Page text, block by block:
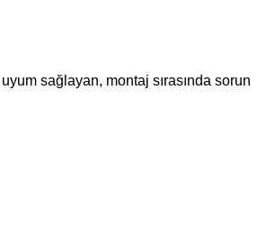
uyum sağlayan, montaj sırasında sorun